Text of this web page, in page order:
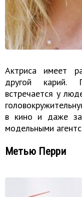
Актриса имеет
другой карий.
встречается у
в кино и даже
модельными
Метью Перри